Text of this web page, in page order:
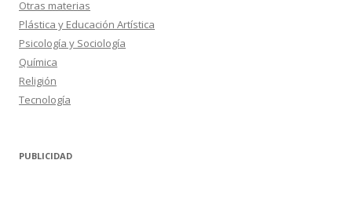
Otras materias
Plástica y Educación Artística
Psicología y Sociología
Química
Religión
Tecnología
PUBLICIDAD